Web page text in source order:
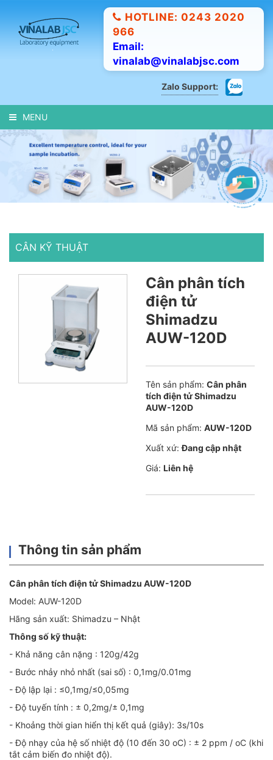
HOTLINE: 0243 2020
966
Email:
vinalab@vinalabjsc.com
Zalo Support:
MENU
CÂN KỸ THUẬT
Cân phân tích
điện tử
Shimadzu
AUW-120D
Tên sản phẩm: Cân phân
tích điện tử Shimadzu
AUW-120D
Mã sản phẩm: AUW-120D
Xuất xứ: Đang cập nhật
Giá: Liên hệ
Thông tin sản phẩm
Cân phân tích điện tử Shimadzu AUW-120D
Model: AUW-120D
Hãng sản xuất: Shimadzu – Nhật
Thông số kỹ thuật:
- Khả năng cân nặng : 120g/42g
- Bước nhảy nhỏ nhất (sai số) : 0,1mg/0.01mg
- Độ lập lại : ≤0,1mg/≤0,05mg
- Độ tuyến tính : ± 0,2mg/± 0,1mg
- Khoảng thời gian hiển thị kết quả (giây): 3s/10s
- Độ nhạy của hệ số nhiệt độ (10 đến 30 oC) : ± 2 ppm / oC (khi
tắt cảm biến đo nhiệt độ).